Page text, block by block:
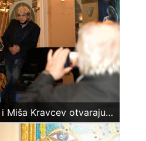
018 Maja Živanović i Miša Kravcev otvaraju izložbu – Kravcev u plavom